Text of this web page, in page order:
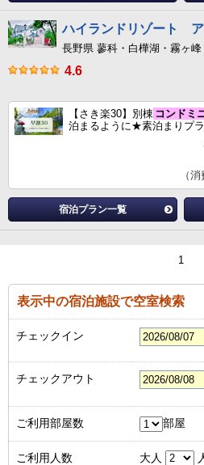
ハイランドリゾート
長野県 蓼科・白樺湖・霧ヶ峰
4.6
【さき楽30】別棟 コンドミ
泊まるように★素泊まりプ
（
宿泊プラン一覧
1
表示中の宿泊施設で空室検索
チェックイン
チェックアウト
ご利用部屋数 部屋
ご利用人数 大人